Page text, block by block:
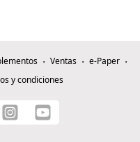
Ventas
e-Paper
y condiciones